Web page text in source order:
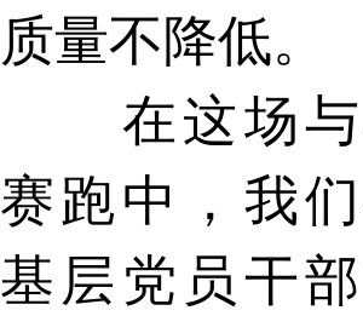
质量不降低。
在这场与
赛跑中，我
基层党员干